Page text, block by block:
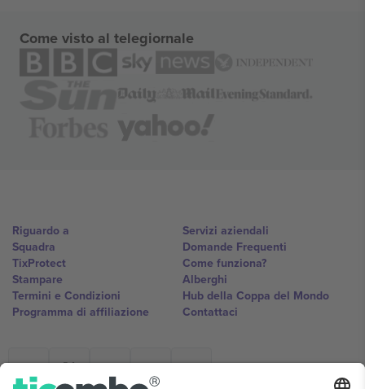
Come visto al telegiornale
Riguardo a
Squadra
TixProtect
Stampare
Termini e Condizioni
Programma di affiliazione
Servizi aziendali
Domande Frequenti
Come funziona?
Alberghi
Hub della Coppa del Mondo
Contattaci